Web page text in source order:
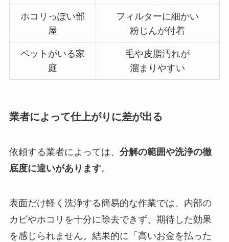
ホコリっぽい部
屋
フィルターに細かい
粉じんが付着
ペットがいる家
庭
毛や皮脂汚れが
溜まりやすい
業者によって仕上がりに差が出る
依頼する業者によっては、 分解の範囲や洗浄の徹
底度に違いがあります。
表面だけ軽く洗浄する簡易的な作業では、内部の
カビやホコリを十分に除去できず、期待した効果
を感じられません。結果的に「高いお金を払った